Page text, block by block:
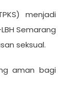
menjadi
Semarang
seksual.
aman bagi